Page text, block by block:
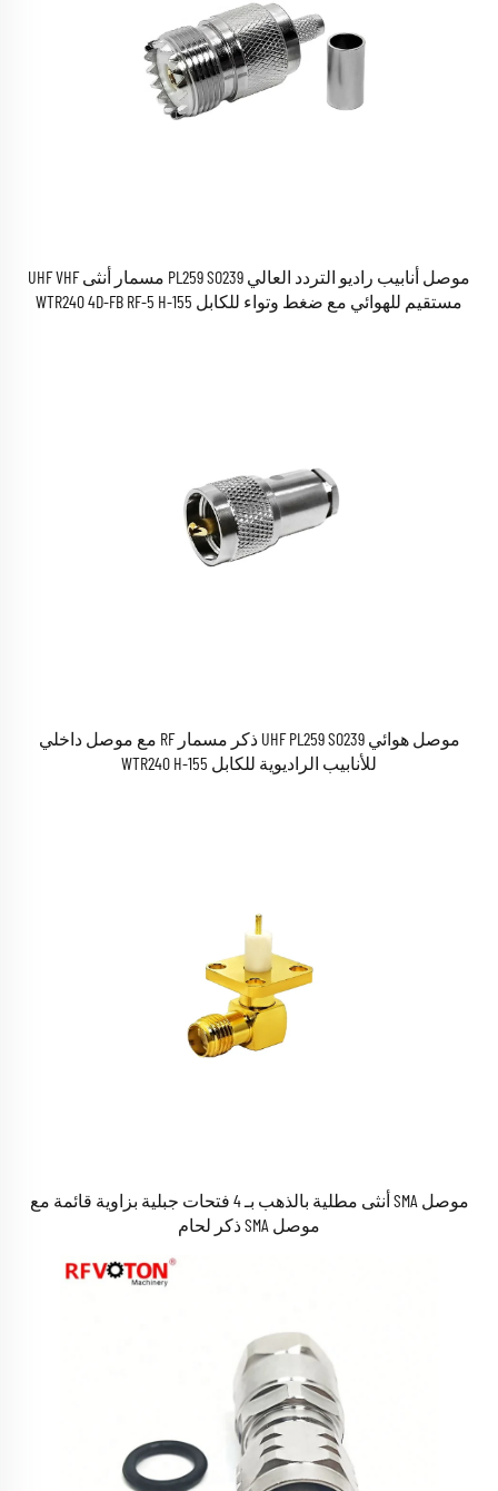
موصل أنابيب راديو التردد العالي PL259 SO239 مسمار أنثى UHF VHF
مستقيم للهوائي مع ضغط وتواء للكابل WTR240 4D-FB RF-5 H-155
موصل هوائي UHF PL259 SO239 ذكر مسمار RF مع موصل داخلي
للأنابيب الراديوية للكابل WTR240 H-155
موصل SMA أنثى مطلية بالذهب بـ 4 فتحات جبلية بزاوية قائمة مع
موصل SMA ذكر لحام